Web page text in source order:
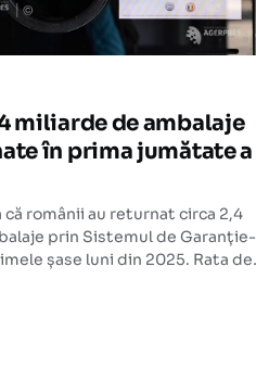
miliarde de ambalaje
în prima jumătate a
că românii au returnat circa 2,4
prin Sistemul de Garanție-
șase luni din 2025. Rata de